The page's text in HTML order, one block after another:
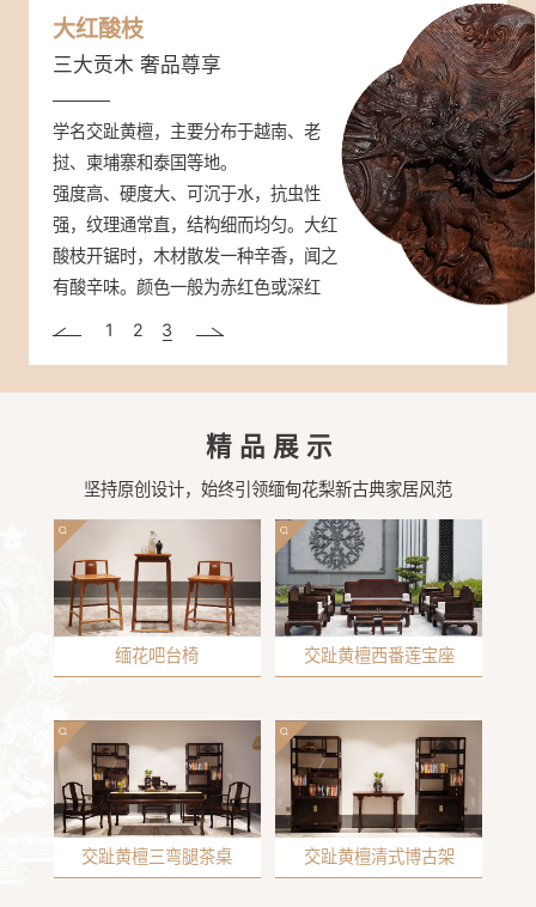
缅甸花梨
大众情人 市场热销
学名大果紫檀，主要产于缅甸、老挝和
泰国等东南亚国家。
颜色桔红、砖红或紫红色，香气浓郁不
张扬，密度高、硬度及稳定性强，不易
开裂、不生虫、耐腐，纹理绚丽多样，
有水波纹、虎皮纹等。
紫光檀
帝王之木 彰显身份
学名东非黑黄檀，分布于非洲东部（坦
桑尼亚、塞内加尔、莫桑比克）。
材质重，硬度很高，是国标红木密度最
高的木头；强度、抗震性能高，抗腐蚀
性高；非常稳定，不易翘曲变形。心材
深紫褐色至近黑色、带黑条纹。木纹清
大红酸枝
三大贡木 奢品尊享
学名交趾黄檀，主要分布于越南、老
挝、柬埔寨和泰国等地。
强度高、硬度大、可沉于水，抗虫性
强，纹理通常直，结构细而均匀。大红
酸枝开锯时，木材散发一种辛香，闻之
有酸辛味。颜色一般为赤红色或深红
1 2 3
精品展示
坚持原创设计，始终引领缅甸花梨新古典家居风范
缅花吧台椅 交趾黄檀西番莲宝座
交趾黄檀三弯腿茶桌 交趾黄檀清式博古架